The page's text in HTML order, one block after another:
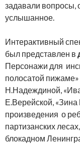
задавали вопросы,
услышанное.
Интерактивный
был представлен в
Персонажи для
полосатой
Н.Надеждиной,
Е.Верейской,
произведения о
партизанских
блокадном